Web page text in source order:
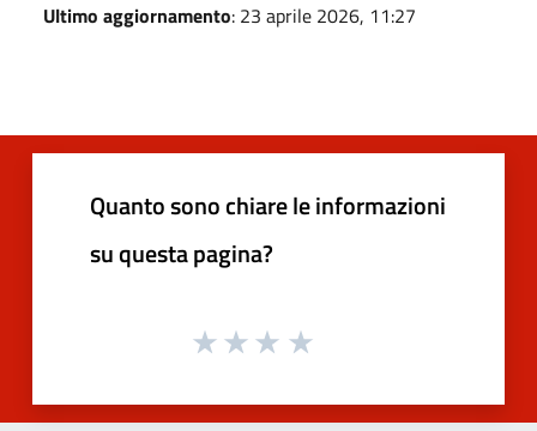
Ultimo aggiornamento: 23 aprile 2026, 11:27
Quanto sono chiare le informazioni
su questa pagina?